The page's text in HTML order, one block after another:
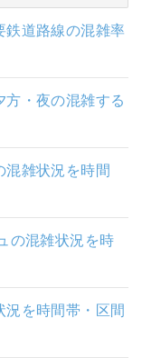
鉄道路線の混雑率
方・夜の混雑する
混雑状況を時間
の混雑状況を時
況を時間帯・区間